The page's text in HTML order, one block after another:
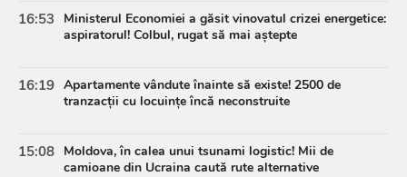
16:53
Ministerul Economiei a găsit vinovatul crizei energetice:
aspiratorul! Colbul, rugat să mai aștepte
16:19 Apartamente vândute înainte să existe! 2500 de
tranzacții cu locuințe încă neconstruite
15:08 Moldova, în calea unui tsunami logistic! Mii de
camioane din Ucraina caută rute alternative